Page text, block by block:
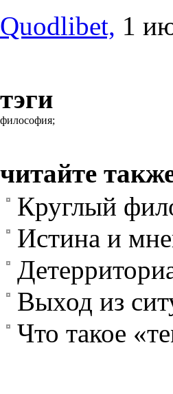
Quodlibet, 1
тэги
философия;
читайте
Круглый
Истина и
Выход из
Что такое